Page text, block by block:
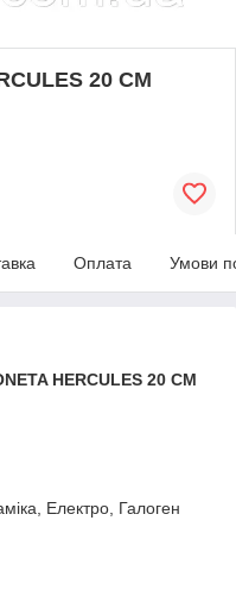
20 СМ
Оплата Умови
HERCULES 20 СМ
Електро, Галоген